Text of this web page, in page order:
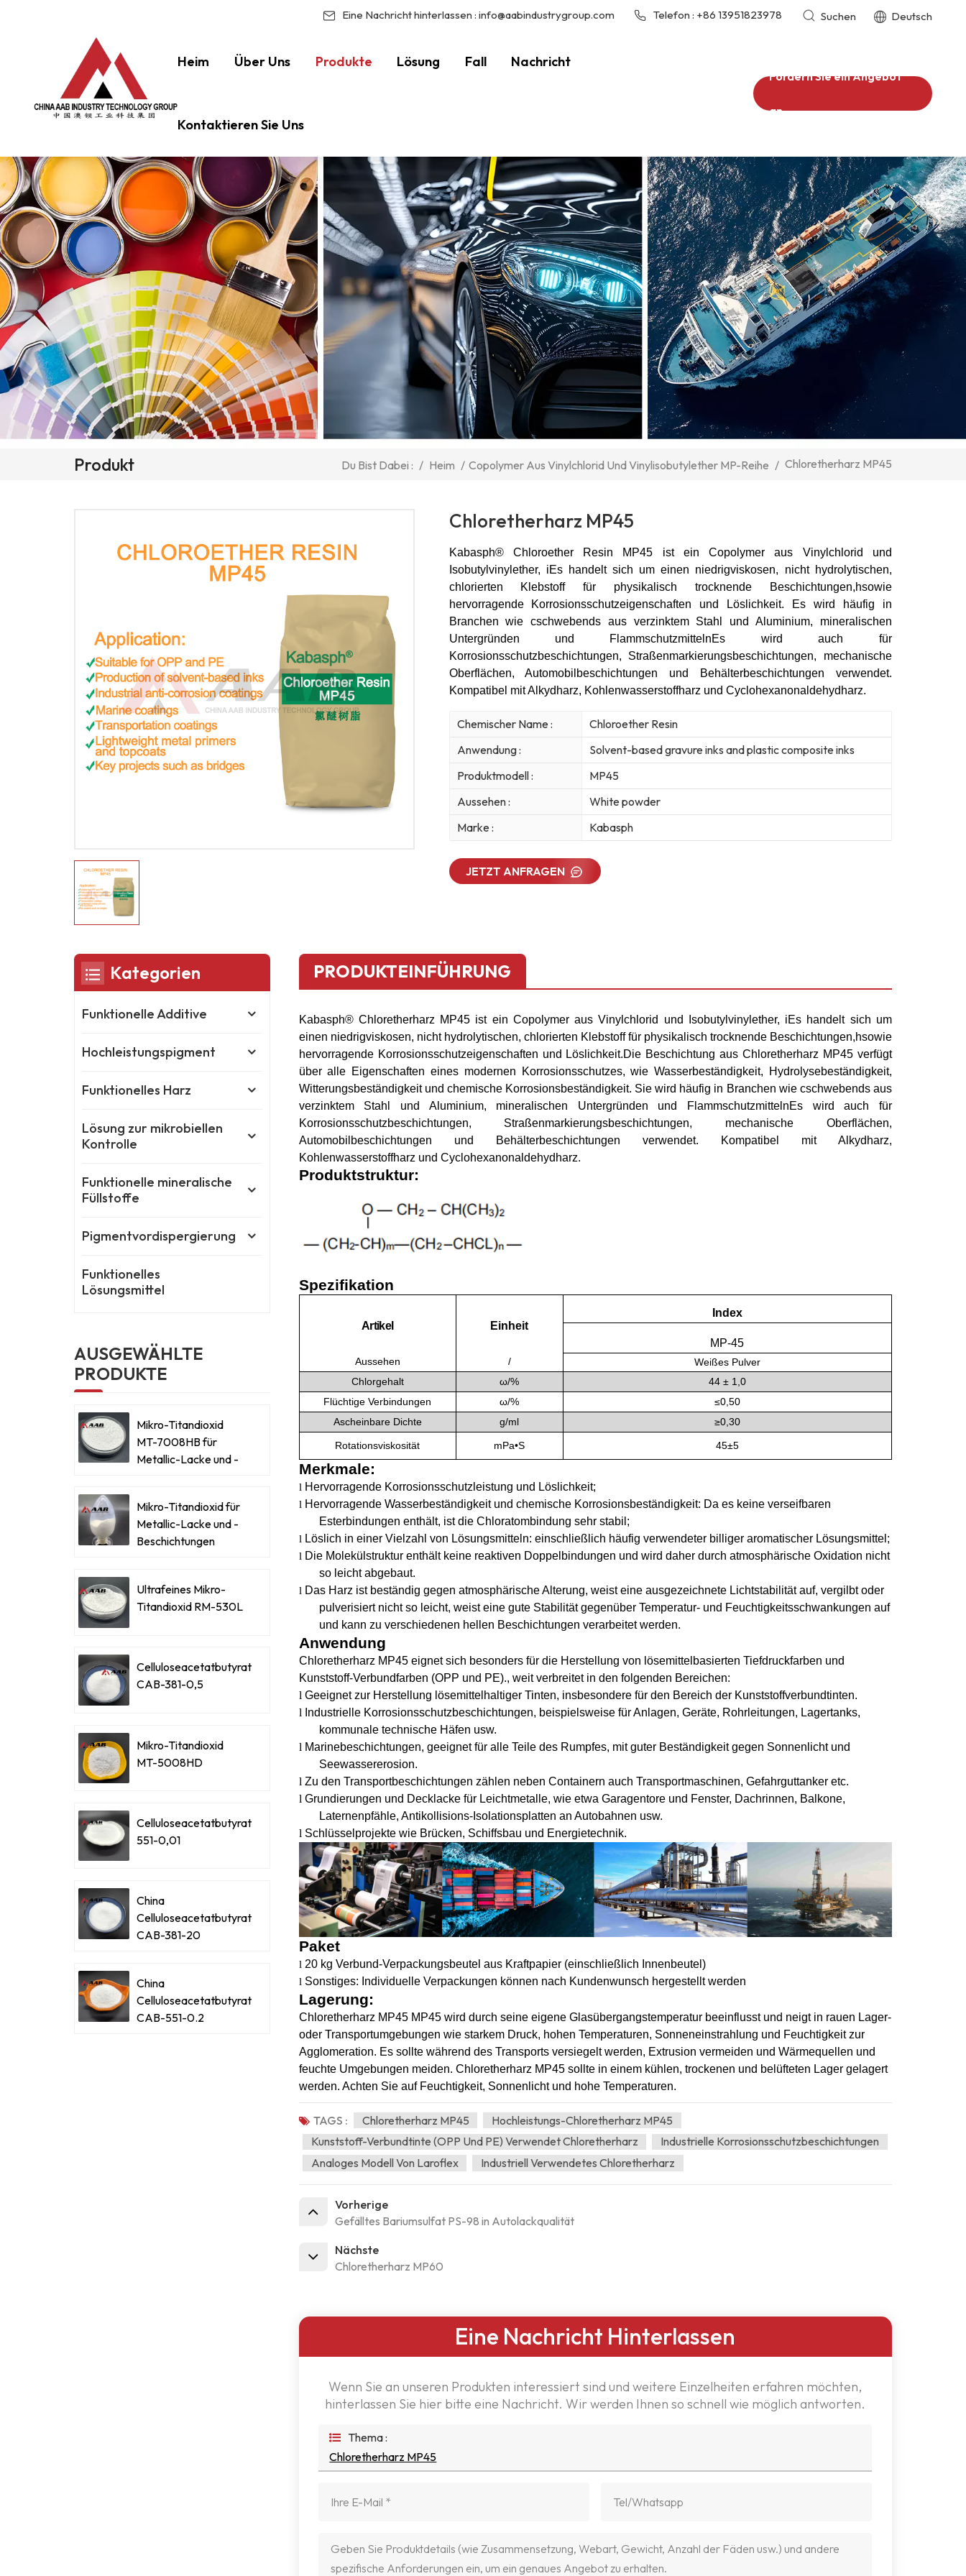
Eine Nachricht hinterlassen : info@aabindustrygroup.com Telefon : +86 13951823978 Suchen Deutsch
Heim Über Uns Produkte Lösung Fall Nachricht
Kontaktieren Sie Uns
Fordern Sie ein Angebot
an
Produkt Du Bist Dabei : / Heim / Copolymer Aus Vinylchlorid Und Vinylisobutylether MP-Reihe / Chloretherharz MP45
Chloretherharz MP45
Kabasph®
Chloroether Resin MP45 ist ein Copolymer aus Vinylchlorid und
Isobutylvinylether, iEs handelt sich um einen niedrigviskosen, nicht hydrolytischen,
chlorierten Klebstoff für physikalisch trocknende Beschichtungen,hsowie
hervorragende Korrosionsschutzeigenschaften und Löslichkeit. Es wird häufig in
Branchen wiecschwebends aus verzinktem Stahl und Aluminium, mineralischen
Untergründen und FlammschutzmittelnEs wird auch für
Korrosionsschutzbeschichtungen, Straßenmarkierungsbeschichtungen, mechanische
Oberflächen, Automobilbeschichtungen und Behälterbeschichtungen verwendet.
Kompatibel mit Alkydharz, Kohlenwasserstoffharz und Cyclohexanonaldehydharz.
Chemischer Name :
Chloroether Resin
Anwendung :
Solvent-based gravure inks and plastic composite inks
Produktmodell :
MP45
Aussehen :
White powder
Marke :
Kabasph
JETZT ANFRAGEN
PRODUKTEINFÜHRUNG
Kabasph® Chloretherharz MP45 ist ein Copolymer aus Vinylchlorid und Isobutylvinylether, iEs handelt sich um
einen niedrigviskosen, nicht hydrolytischen, chlorierten Klebstoff für physikalisch trocknende Beschichtungen,hsowie
hervorragende Korrosionsschutzeigenschaften und Löslichkeit.Die Beschichtung aus Chloretherharz MP45 verfügt
über alle Eigenschaften eines modernen Korrosionsschutzes, wie Wasserbeständigkeit, Hydrolysebeständigkeit,
Witterungsbeständigkeit und chemische Korrosionsbeständigkeit. Sie wird häufig in Branchen wie cschwebendsaus
verzinktem Stahl und Aluminium, mineralischen Untergründen und FlammschutzmittelnEs wird auch für
Korrosionsschutzbeschichtungen, Straßenmarkierungsbeschichtungen, mechanische Oberflächen,
Automobilbeschichtungen und Behälterbeschichtungen verwendet. Kompatibel mit Alkydharz,
Kohlenwasserstoffharz und Cyclohexanonaldehydharz.
Produktstruktur:
Spezifikation
Artikel Einheit
Index
MP-45
Aussehen /
Weißes Pulver
Chlorgehalt
ω/%
44 ± 1,0
Flüchtige Verbindungen
ω/% ≤0,50
Ascheinbare Dichte g/ml ≥0,30
Rotationsviskosität mPa•S 45±5
Merkmale:
l Hervorragende Korrosionsschutzleistung und Löslichkeit;
l Hervorragende Wasserbeständigkeit und chemische Korrosionsbeständigkeit: Da es keine verseifbaren
Esterbindungen enthält, ist die Chloratombindung sehr stabil;
l Löslich in einer Vielzahl von Lösungsmitteln: einschließlich häufig verwendeter billiger aromatischer Lösungsmittel;
l Die Molekülstruktur enthält keine reaktiven Doppelbindungen und wird daher durch atmosphärische Oxidation nicht
so leicht abgebaut.
l Das Harz ist beständig gegen atmosphärische Alterung, weist eine ausgezeichnete Lichtstabilität auf, vergilbt oder
pulverisiert nicht so leicht, weist eine gute Stabilität gegenüber Temperatur- und Feuchtigkeitsschwankungen auf
und kann zu verschiedenen hellen Beschichtungen verarbeitet werden.
Anwendung
Chloretherharz MP45 eignet sich besonders für die Herstellung von lösemittelbasierten Tiefdruckfarben und
Kunststoff-Verbundfarben (OPP und PE)., weit verbreitet in den folgenden Bereichen:
l Geeignet zur Herstellung lösemittelhaltiger Tinten, insbesondere für den Bereich der Kunststoffverbundtinten.
l Industrielle Korrosionsschutzbeschichtungen, beispielsweise für Anlagen, Geräte, Rohrleitungen, Lagertanks,
kommunale technische Häfen usw.
l Marinebeschichtungen, geeignet für alle Teile des Rumpfes, mit guter Beständigkeit gegen Sonnenlicht und
Seewassererosion.
l Zu den Transportbeschichtungen zählen neben Containern auch Transportmaschinen, Gefahrguttanker etc.
l Grundierungen und Decklacke für Leichtmetalle, wie etwa Garagentore und Fenster, Dachrinnen, Balkone,
Laternenpfähle, Antikollisions-Isolationsplatten an Autobahnen usw.
l Schlüsselprojekte wie Brücken, Schiffsbau und Energietechnik.
Paket
l 20 kg Verbund-Verpackungsbeutel aus Kraftpapier (einschließlich Innenbeutel)
l Sonstiges: Individuelle Verpackungen können nach Kundenwunsch hergestellt werden
Lagerung:
Chloretherharz MP45MP45 wird durch seine eigene Glasübergangstemperatur beeinflusst und neigt in rauen Lager-
oder Transportumgebungen wie starkem Druck, hohen Temperaturen, Sonneneinstrahlung und Feuchtigkeit zur
Agglomeration. Es sollte während des Transports versiegelt werden, Extrusion vermeiden und Wärmequellen und
feuchte Umgebungen meiden. Chloretherharz MP45 sollte in einem kühlen, trockenen und belüfteten Lager gelagert
werden. Achten Sie auf Feuchtigkeit, Sonnenlicht und hohe Temperaturen.
TAGS : Chloretherharz MP45
Hochleistungs-Chloretherharz MP45
Kunststoff-Verbundtinte (OPP Und PE) Verwendet Chloretherharz
Industrielle Korrosionsschutzbeschichtungen
Analoges Modell Von Laroflex
Industriell Verwendetes Chloretherharz
Vorherige
Gefälltes Bariumsulfat PS-98 in Autolackqualität
Nächste
Chloretherharz MP60
Eine Nachricht Hinterlassen
Wenn Sie an unseren Produkten interessiert sind und weitere Einzelheiten erfahren möchten,
hinterlassen Sie hier bitte eine Nachricht. Wir werden Ihnen so schnell wie möglich antworten.
Thema :
Chloretherharz MP45
Kategorien
Funktionelle Additive
Hochleistungspigment
Funktionelles Harz
Lösung zur mikrobiellen
Kontrolle
Funktionelle mineralische
Füllstoffe
Pigmentvordispergierung
Funktionelles
Lösungsmittel
AUSGEWÄHLTE
PRODUKTE
Mikro-Titandioxid
MT-7008HB für
Metallic-Lacke und -
Mikro-Titandioxid für
Metallic-Lacke und -
Beschichtungen
Ultrafeines Mikro-
Titandioxid RM-530L
Celluloseacetatbutyrat
CAB-381-0,5
Mikro-Titandioxid
MT-5008HD
Celluloseacetatbutyrat
551-0,01
China
Celluloseacetatbutyrat
CAB-381-20
China
Celluloseacetatbutyrat
CAB-551-0.2